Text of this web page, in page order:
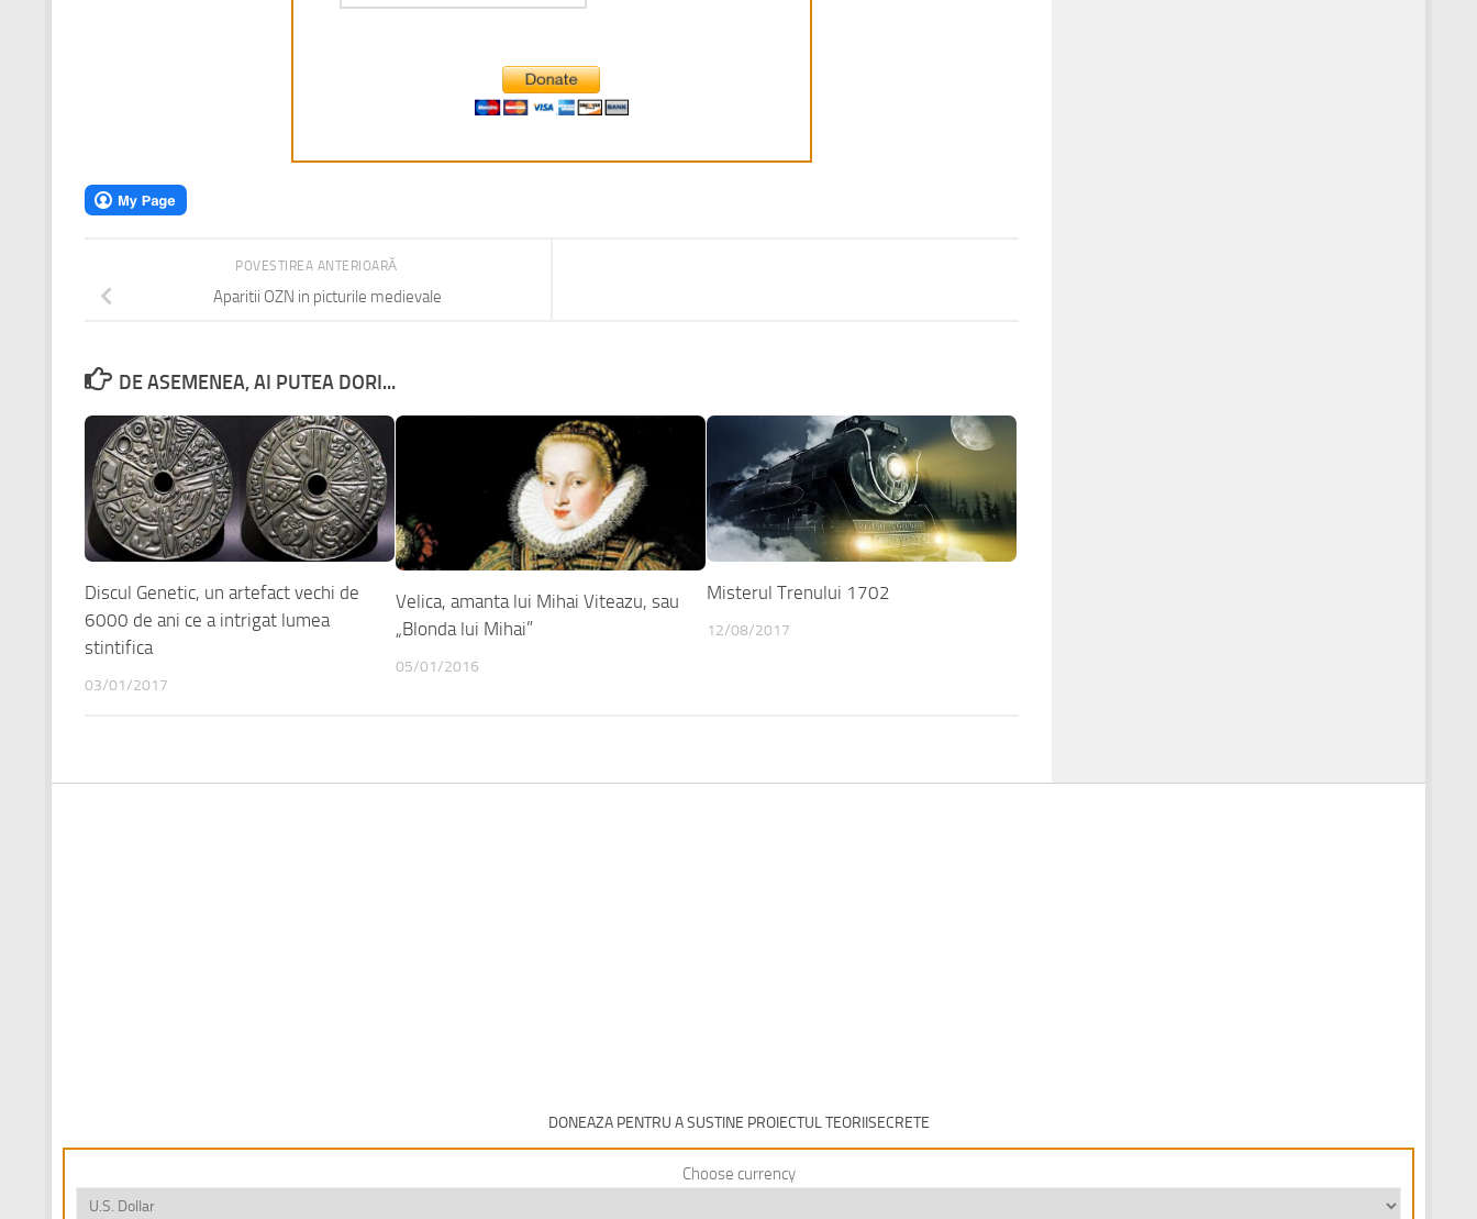
POVESTIREA ANTERIOARĂ
Aparitii OZN in picturile medievale
DE ASEMENEA, AI PUTEA DORI...
Discul Genetic, un artefact vechi de
6000 de ani ce a intrigat lumea
stintifica
03/01/2017
Velica, amanta lui Mihai Viteazu, sau
„Blonda lui Mihai”
05/01/2016
Misterul Trenului 1702
12/08/2017
DONEAZA PENTRU A SUSTINE PROIECTUL TEORIISECRETE
Choose currency